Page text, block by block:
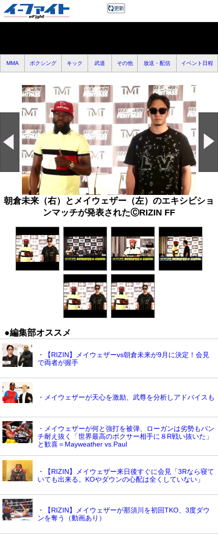
MMA ボクシング キック 武道 その他 放送・配信 イベント日程
朝倉未来（右）とメイウェザー（左）のエキシビショ
ンマッチが発表されたⒸRIZIN FF
●編集部オススメ
・【RIZIN】メイウェザーvs朝倉未来が9月に決定！会見
で両者が握手
・メイウェザーが天心を激励、武尊を分析しアドバイスも
・メイウェザーが何と強打を被弾、ローガンは劣勢もパン
チ耐え抜く「世界最高のボクサー相手に８R戦い抜いた」
と歓喜＝Mayweather vs.Paul
・【RIZIN】メイウェザー来日後すぐに会見「3Rなら寝て
いても出来る。KOやダウンの心配は全くしていない」
・【RIZIN】メイウェザーが那須川を初回TKO、3度ダウ
ンを奪う（動画あり）